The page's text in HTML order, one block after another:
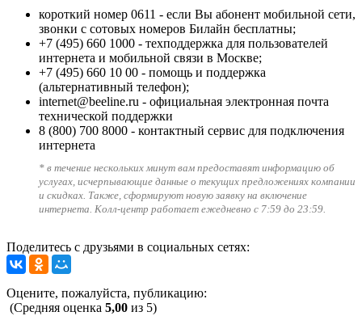
короткий номер 0611 - если Вы абонент мобильной сети,
звонки с сотовых номеров Билайн бесплатны;
+7 (495) 660 1000 - техподдержка для пользователей
интернета и мобильной связи в Москве;
+7 (495) 660 10 00 - помощь и поддержка
(альтернативный телефон);
internet@beeline.ru - официальная электронная почта
технической поддержки
8 (800) 700 8000 - контактный сервис для подключения
интернета
* в течение нескольких минут вам предоставят информацию об
услугах, исчерпывающие данные о текущих предложениях компании
и скидках. Также, сформируют новую заявку на включение
интернета. Колл-центр работает ежедневно с 7:59 до 23:59.
Поделитесь с друзьями в социальных сетях:
Оцените, пожалуйста, публикацию:
(Средняя оценка 5,00 из 5)